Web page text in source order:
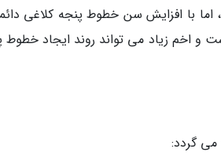
با افزایش سن خطوط پنجه کلاغی
اخم زیاد می تواند روند ایجاد خطوط
می گردد: